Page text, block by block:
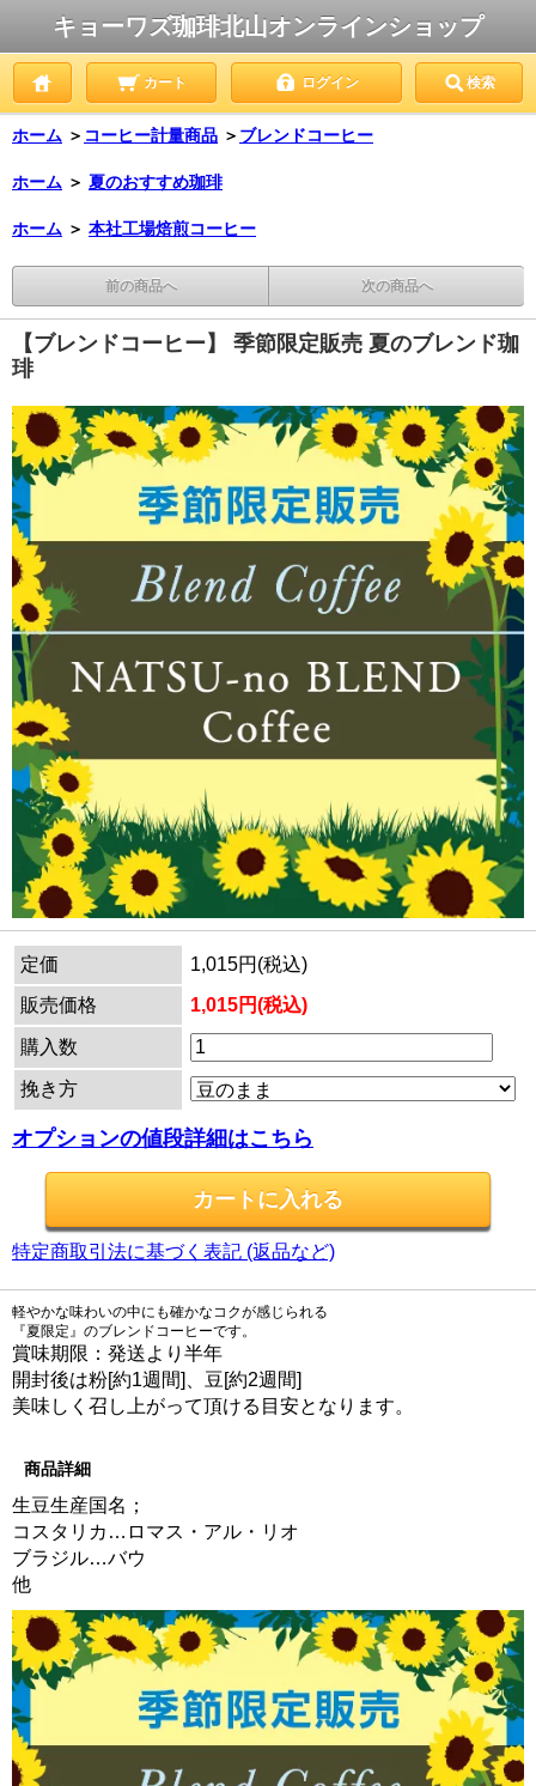
キョーワズ珈琲北山オンラインショップ
カート ログイン 検索
ホーム ＞ コーヒー計量商品 ＞ ブレンドコーヒー
ホーム ＞ 夏のおすすめ珈琲
ホーム ＞ 本社工場焙煎コーヒー
前の商品へ 次の商品へ
【ブレンドコーヒー】 季節限定販売 夏のブレンド珈
琲
定価
1,015円(税込)
販売価格
1,015円(税込)
購入数
挽き方
オプションの値段詳細はこちら
特定商取引法に基づく表記 (返品など)
軽やかな味わいの中にも確かなコクが感じられる
『夏限定』のブレンドコーヒーです。
賞味期限：発送より半年
開封後は粉[約1週間]、豆[約2週間]
美味しく召し上がって頂ける目安となります。
商品詳細
生豆生産国名；
コスタリカ…ロマス・アル・リオ
ブラジル…バウ
他